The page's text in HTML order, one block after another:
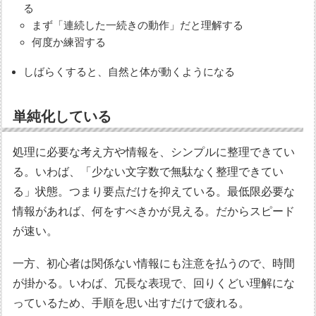
る
まず「連続した一続きの動作」だと理解する
何度か練習する
しばらくすると、自然と体が動くようになる
単純化している
処理に必要な考え方や情報を、シンプルに整理できてい
る。いわば、「少ない文字数で無駄なく整理できてい
る」状態。つまり要点だけを抑えている。最低限必要な
情報があれば、何をすべきかが見える。だからスピード
が速い。
一方、初心者は関係ない情報にも注意を払うので、時間
が掛かる。いわば、冗長な表現で、回りくどい理解にな
っているため、手順を思い出すだけで疲れる。